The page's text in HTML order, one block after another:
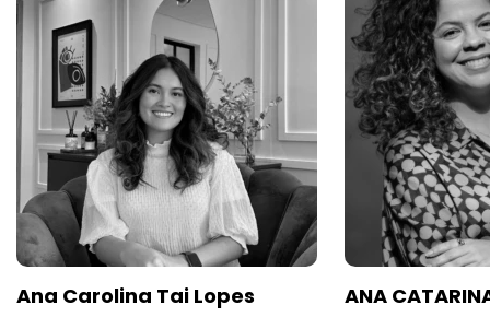
Ana Carolina Tai Lopes ANA